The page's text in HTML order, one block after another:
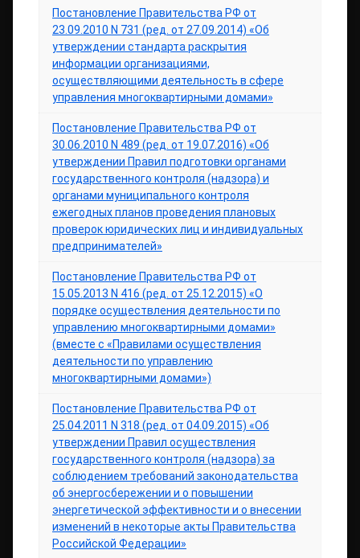
Постановление Правительства РФ от
23.09.2010 N 731 (ред. от 27.09.2014) «Об
утверждении стандарта раскрытия
информации организациями,
осуществляющими деятельность в сфере
управления многоквартирными домами»
Постановление Правительства РФ от
30.06.2010 N 489 (ред. от 19.07.2016) «Об
утверждении Правил подготовки органами
государственного контроля (надзора) и
органами муниципального контроля
ежегодных планов проведения плановых
проверок юридических лиц и индивидуальных
предпринимателей»
Постановление Правительства РФ от
15.05.2013 N 416 (ред. от 25.12.2015) «О
порядке осуществления деятельности по
управлению многоквартирными домами»
(вместе с «Правилами осуществления
деятельности по управлению
многоквартирными домами»)
Постановление Правительства РФ от
25.04.2011 N 318 (ред. от 04.09.2015) «Об
утверждении Правил осуществления
государственного контроля (надзора) за
соблюдением требований законодательства
об энергосбережении и о повышении
энергетической эффективности и о внесении
изменений в некоторые акты Правительства
Российской Федерации»